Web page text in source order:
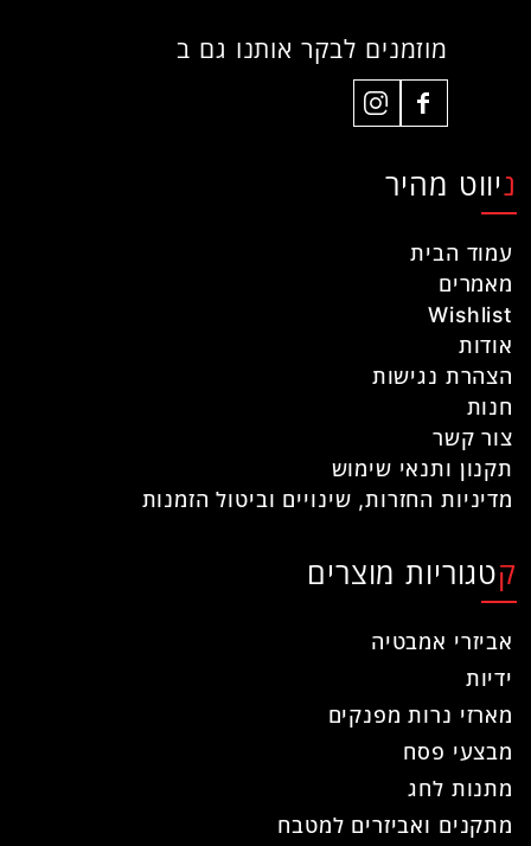
מוזמנים לבקר אותנו גם ב
ניווט מהיר
עמוד הבית
מאמרים
Wishlist
אודות
הצהרת נגישות
חנות
צור קשר
תקנון ותנאי שימוש
מדיניות החזרות, שינויים וביטול הזמנות
קטגוריות מוצרים
אביזרי אמבטיה
ידיות
מארזי נרות מפנקים
מבצעי פסח
מתנות לחג
מתקנים ואביזרים למטבח